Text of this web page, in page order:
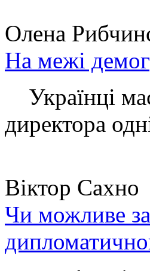
Олена
На межі
Українці
директора
Віктор Сахно
Чи можливе